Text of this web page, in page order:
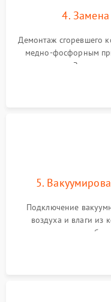
4.
Демонтаж сгоревшего
медно-фосфорным
осушителя. Замена
сломанных заслонок
5.
Подключение
воздуха и влаги из
дозированным
электронным весам.